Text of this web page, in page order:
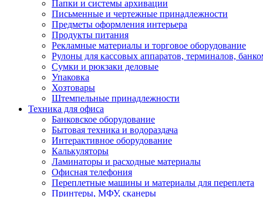
Папки и системы архивации
Письменные и чертежные принадлежности
Предметы оформления интерьера
Продукты питания
Рекламные материалы и торговое оборудование
Рулоны для кассовых аппаратов, терминалов,
Сумки и рюкзаки деловые
Упаковка
Хозтовары
Штемпельные принадлежности
Техника для офиса
Банковское оборудование
Бытовая техника и водораздача
Интерактивное оборудование
Калькуляторы
Ламинаторы и расходные материалы
Офисная телефония
Переплетные машины и материалы для переплета
Принтеры, МФУ, сканеры